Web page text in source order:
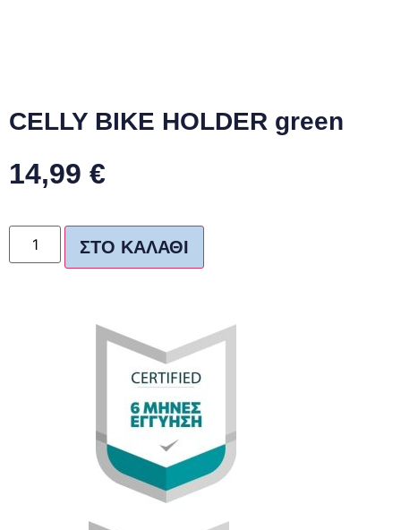
CELLY BIKE HOLDER green
14,99 €
ΣΤΟ ΚΑΛΆΘΙ